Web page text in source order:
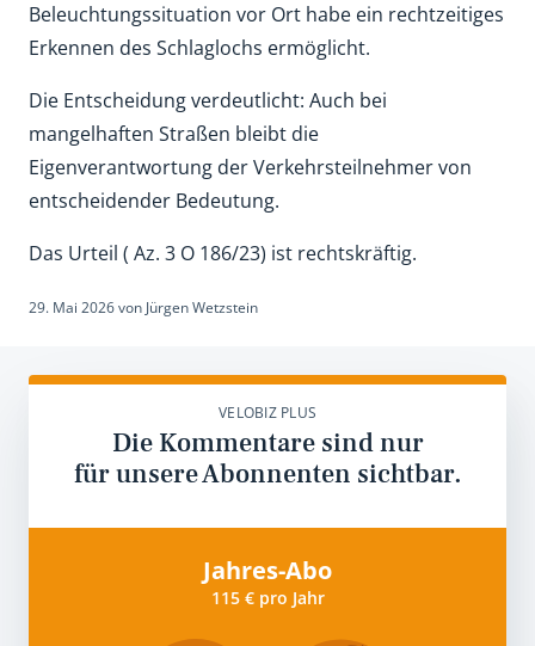
Beleuchtungssituation vor Ort habe ein rechtzeitiges
Erkennen des Schlaglochs ermöglicht.
Die Entscheidung verdeutlicht: Auch bei
mangelhaften Straßen bleibt die
Eigenverantwortung der Verkehrsteilnehmer von
entscheidender Bedeutung.
Das Urteil ( Az. 3 O 186/23) ist rechtskräftig.
29. Mai 2026von Jürgen Wetzstein
VELOBIZ PLUS
Die Kommentare sind nur
für unsere Abonnenten sichtbar.
Jahres-Abo
115 € pro Jahr